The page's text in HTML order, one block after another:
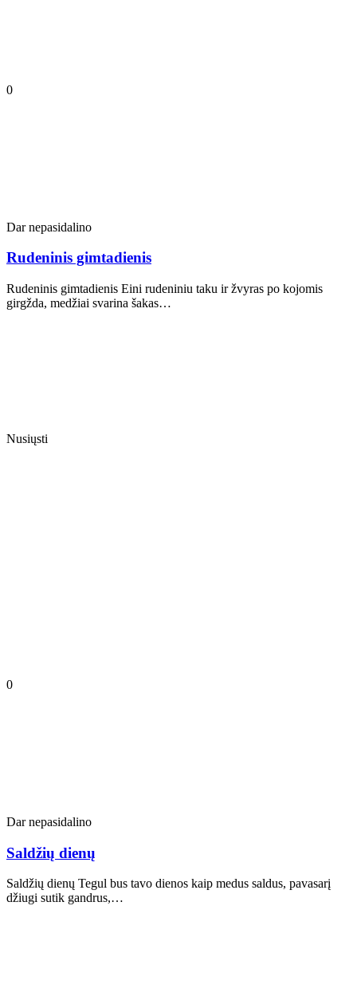
0
Dar nepasidalino
Rudeninis gimtadienis
Rudeninis gimtadienis Eini rudeniniu taku ir žvyras po kojomis
girgžda, medžiai svarina šakas…
Nusiųsti
0
Dar nepasidalino
Saldžių dienų
Saldžių dienų Tegul bus tavo dienos kaip medus saldus, pavasarį
džiugi sutik gandrus,…